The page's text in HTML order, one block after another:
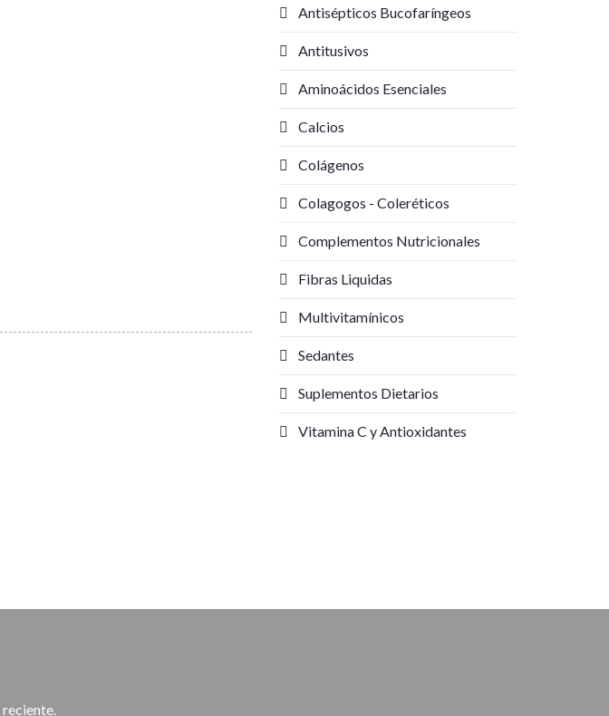
Antisépticos Bucofaríngeos
Antitusivos
Aminoácidos Esenciales
Calcios
Colágenos
Colagogos - Coleréticos
Complementos Nutricionales
Fibras Liquidas
Multivitamínicos
Sedantes
Suplementos Dietarios
Vitamina C y Antioxidantes